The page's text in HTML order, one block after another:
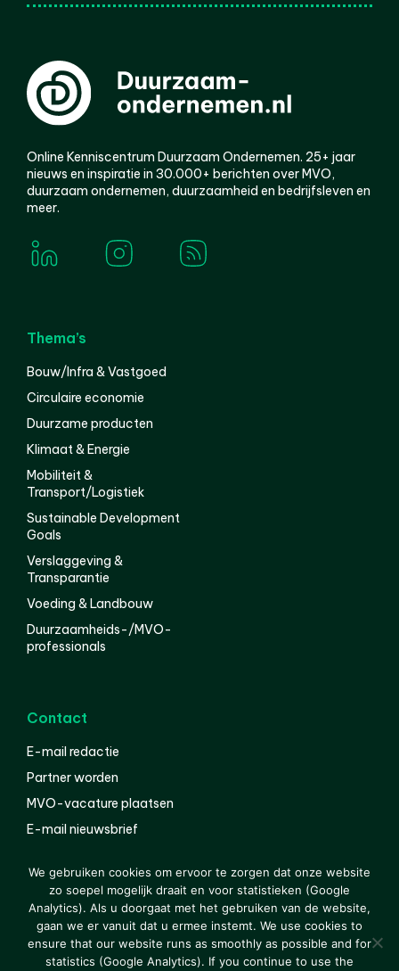
Online Kenniscentrum Duurzaam Ondernemen. 25+ jaar
nieuws en inspiratie in 30.000+ berichten over MVO,
duurzaam ondernemen, duurzaamheid en bedrijfsleven en
meer.
Thema’s
Bouw/Infra & Vastgoed
Circulaire economie
Duurzame producten
Klimaat & Energie
Mobiliteit &
Transport/Logistiek
Sustainable Development
Goals
Verslaggeving &
Transparantie
Voeding & Landbouw
Duurzaamheids-/MVO-
professionals
Contact
E-mail redactie
Partner worden
MVO-vacature plaatsen
E-mail nieuwsbrief
© 2000-2026 Van der Molen EIS Colofon
Disclaimer
Privacy
We gebruiken cookies om ervoor te zorgen dat onze website
zo soepel mogelijk draait en voor statistieken (Google
Analytics). Als u doorgaat met het gebruiken van de website,
gaan we er vanuit dat u ermee instemt. We use cookies to
ensure that our website runs as smoothly as possible and for
statistics (Google Analytics). If you continue to use the